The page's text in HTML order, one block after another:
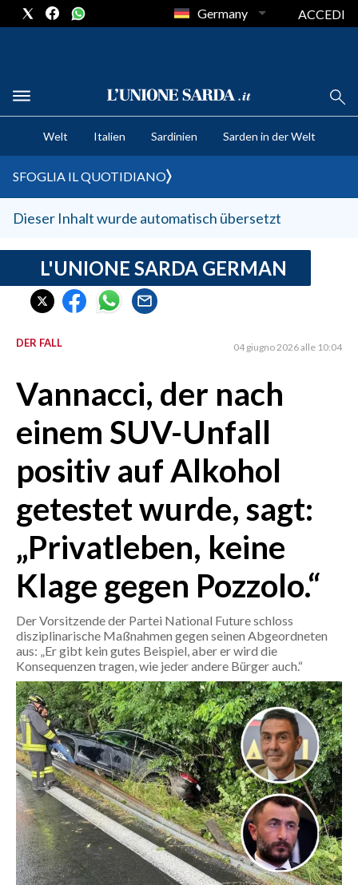
CRONACA SARDEGNA
CAGLIARI
SULCIS IGLESIENTE
MEDIO CAMPIDANO
SASSARI E PROVINCIA
GALLURA
NUORO E PROVINCIA
CRONACA
ITALIA
MONDO
POLITICA
ECONOMIA
SERVIZI ALLE IMPRESE
LAVORO
SPORT IN SARDEGNA
SPORT
RISULTATI E CLASSIFICHE
CALCIO
CALCIO REGIONALE
BASKET
VOLLEY
MOTORI
TENNIS
ALTRI SPORT
Germany ACCEDI
Welt Italien Sardinien Sarden in der Welt
SFOGLIA IL QUOTIDIANO
Dieser Inhalt wurde automatisch übersetzt
L'UNIONE SARDA GERMAN
DER FALL 04 giugno 2026 alle 10:04
Vannacci, der nach
einem SUV-Unfall
positiv auf Alkohol
getestet wurde, sagt:
„Privatleben, keine
Klage gegen Pozzolo.“
Der Vorsitzende der Partei National Future schloss
disziplinarische Maßnahmen gegen seinen Abgeordneten
aus: „Er gibt kein gutes Beispiel, aber er wird die
Konsequenzen tragen, wie jeder andere Bürger auch.“